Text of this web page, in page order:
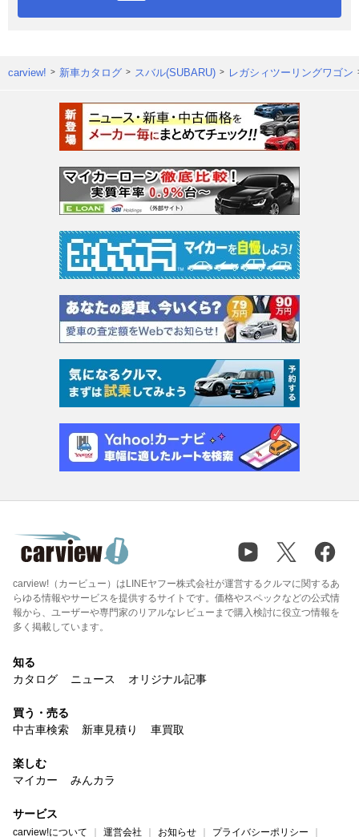
carview! 新車カタログ スバル(SUBARU) レガシィツーリングワゴン
carview!（カービュー）はLINEヤフー株式会社が運営するクルマに関するあ
らゆる情報やサービスを提供するサイトです。価格やスペックなどの公式情
報から、ユーザーや専門家のリアルなレビューまで購入検討に役立つ情報を
多く掲載しています。
知る
カタログ
ニュース オリジナル記事
買う・売る
中古車検索
新車見積り 車買取
楽しむ
マイカー
みんカラ
サービス
carview!について 運営会社 お知らせ プライバシーポリシー